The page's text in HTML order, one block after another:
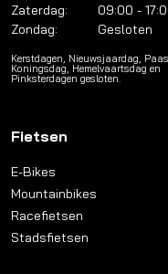
Zaterdag:
09:00 -
Zondag:
Gesloten
Kerstdagen, Nieuwsjaardag,
Koningsdag, Hemelvaartsdag en
Pinksterdagen gesloten.
Fietsen
E-Bikes
Mountainbikes
Racefietsen
Stadsfietsen